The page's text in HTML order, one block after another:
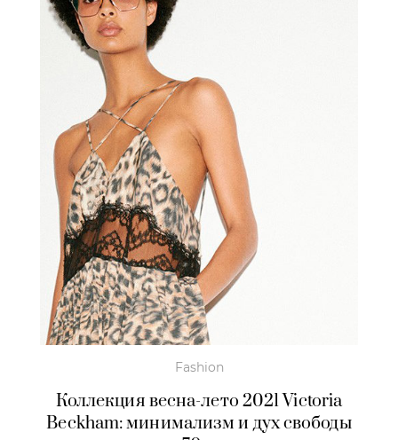
Fashion
Коллекция весна-лето 2021 Victoria
Beckham: минимализм и дух свободы